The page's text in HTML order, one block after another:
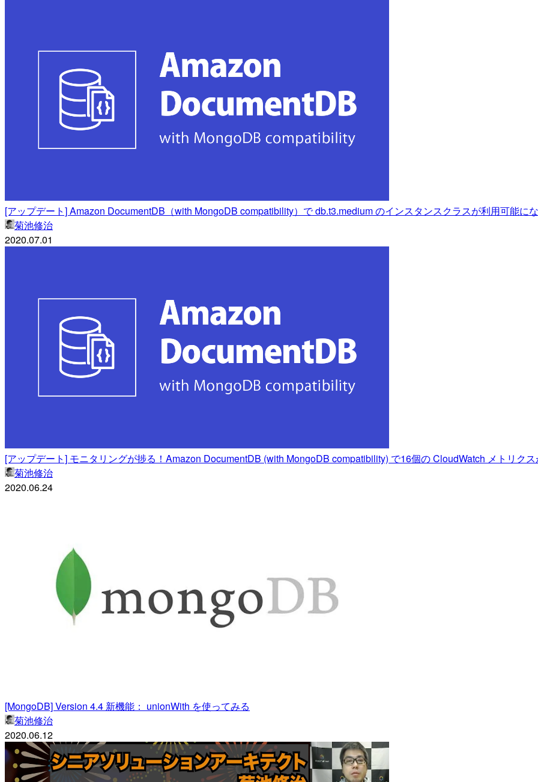
[アップデート] Amazon DocumentDB（with MongoDB compatibility）で db.t3.medium のインスタンスクラスが利用可能に
菊池修治
2020.07.01
[アップデート] モニタリングが捗る！Amazon DocumentDB (with MongoDB compatibility) で16個の CloudWatch メトリク
菊池修治
2020.06.24
[MongoDB] Version 4.4 新機能： unionWith を使ってみる
菊池修治
2020.06.12